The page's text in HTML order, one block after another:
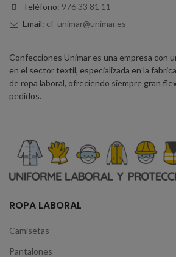
Teléfono: 976 33 81 11
Email: cf_unimar@unimar.es
Confecciones Unimar es una empresa con
en el sector textil, especializada en la
de ropa laboral, ofreciendo siempre gran
pedidos.
ROPA LABORAL
Camisetas
Pantalones